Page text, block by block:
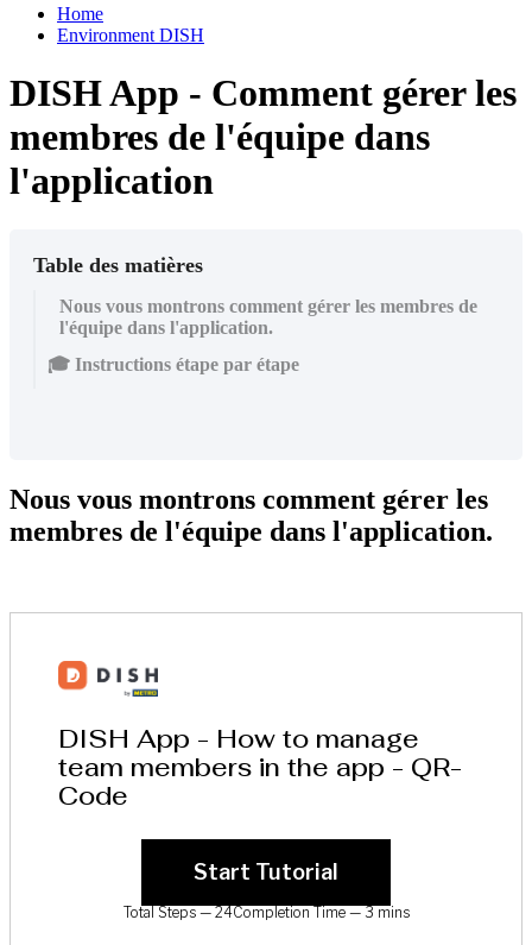
Home
Environment DISH
DISH App - Comment gérer les
membres de l'équipe dans
l'application
Table des matières
Nous vous montrons comment gérer les membres de
l'équipe dans l'application.
🎓 Instructions étape par étape
Nous vous montrons comment gérer les
membres de l'équipe dans l'application.